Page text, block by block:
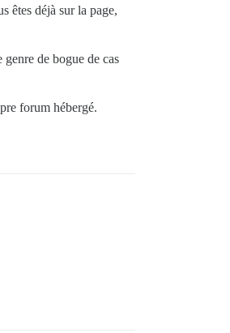
êtes déjà sur la page,
de bogue de cas
forum hébergé.